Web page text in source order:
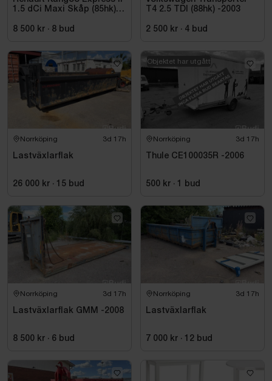
1.5 dCi Maxi Skåp (85hk)
8 500 kr · 8 bud
T4 2.5 TDI (88hk) -2003
2 500 kr · 4 bud
Norrköping 3d 17h
Lastväxlarflak
26 000 kr · 15 bud
Norrköping 3d 17h
Thule CE100035R -2006
500 kr · 1 bud
Objektet har utgått
Norrköping 3d 17h
Lastväxlarflak GMM -2008
8 500 kr · 6 bud
Norrköping 3d 17h
Lastväxlarflak
7 000 kr · 12 bud